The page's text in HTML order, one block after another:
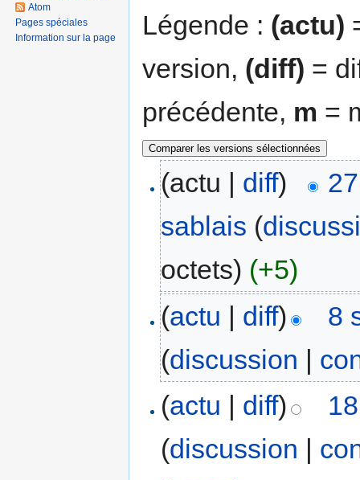
Légende : (actu)
version, (diff) =
précédente, m =
(actu | diff)
sablais (
octets) (+5)
(actu | diff)
8
(discussion |
(actu | diff)
(discussion |
Atom
Pages spéciales
Information sur la page